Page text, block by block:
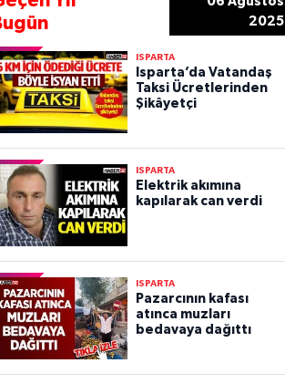
2025
ISPARTA
Isparta’da Vatandaş
Taksi Ücretlerinden
Şikâyetçi
ISPARTA
Elektrik akımına
kapılarak can verdi
ISPARTA
Pazarcının kafası
atınca muzları
bedavaya dağıttı